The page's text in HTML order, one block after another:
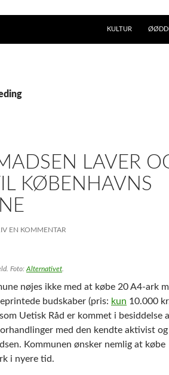
KULTUR
LAVER
KØBENHAVNS
EN KOMMENTAR
Foto: Alternativet
nøjes ikke med at købe 20 A4-ark
budskaber (pris: kun 10.000
Uetisk Råd er kommet i besiddelse
med den kendte aktivist og
Kommunen ønsker nemlig at købe
i nyere tid.